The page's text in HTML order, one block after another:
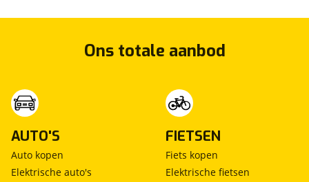
Ons totale aanbod
AUTO'S
Auto kopen
Elektrische auto's
FIETSEN
Fiets kopen
Elektrische fietsen